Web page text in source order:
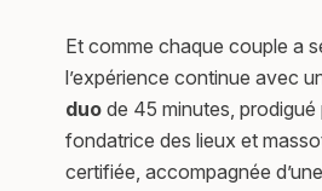
Et comme chaque couple a
l’expérience continue avec
duo de 45 minutes, prodigué
fondatrice des lieux et
certifiée, accompagnée